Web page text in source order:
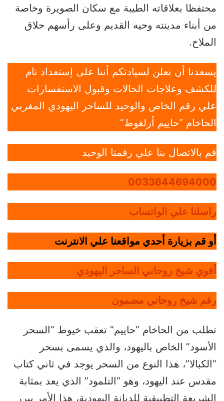
محتفظا بعلاقاته الطيبة مع سكان الصويرة وخاصة
من أبناء مدينته وحيه القديم وعلى رأسهم حلاق
الملاح.
يسعدنا أن نعلن لسيادتكم أننا على إستعداد تام
للكشف وعلاجات الحالات وقبول الاستفسارات
علي رقم الخاص والوحيد للساحر اليهودي المغربي
الحاخام “حاييم أزلغوط”
قم بالاتصال بنا علي رقمنا الوحيد
0033644694000
راسلنا علي الواتساب
أو قم بزيارة أحدي مواقعنا علي الانترنت
أقوي شيخ روحاني الساحر اليهودي
رقم شيخ روحاني مضمون
تطلب من الحاخام “حاييم” تعقب خيوط “السحر
الأسود” الخاص باليهود، والذي يسمى بسحر
“الكبالا”، هذا النوع من السحر يوجد في ثاني كتاب
مقدس عند اليهود، وهو “التلمود” الذي يعد بمثابة
الشريعة التطبيقية للديانة اليهودية، هذا الأمر يبرر